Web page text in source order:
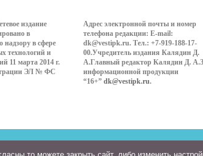
издание
в
надзору в сфере
технологий и
11 марта 2014 г.
ЭЛ № ФС
Адрес электронной почты и номер
телефона редакции: E-mail:
dk@vestipk.ru. Тел.: +7-919-188-17-
00.Учредитель издания Калядин Д.
А.Главный редактор Калядин Д.
информационной продукции
“16+” dk@vestipk.ru.